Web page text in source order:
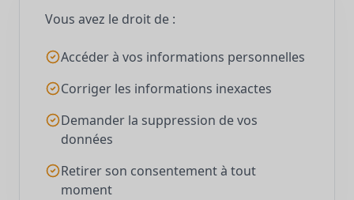
Vous avez le droit de :
Accéder à vos informations personnelles
Corriger les informations inexactes
Demander la suppression de vos
données
Retirer son consentement à tout
moment